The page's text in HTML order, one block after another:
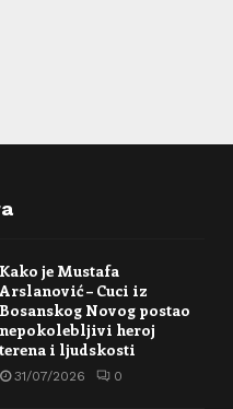
Kako je Mustafa
Arslanović – Cuci iz
Bosanskog Novog postao
nepokolebljivi heroj
terena i ljudskosti
31/07/2026 0